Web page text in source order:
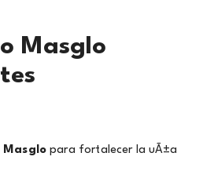
Masglo
Masglo para fortalecer la uÃ±a